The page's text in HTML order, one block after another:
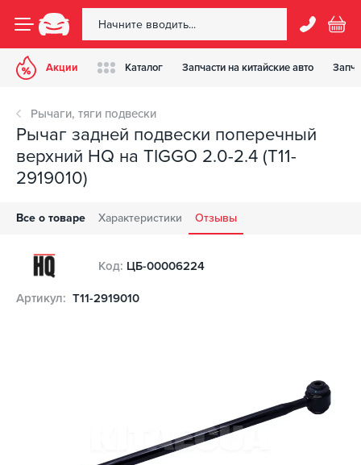
Акции Каталог Запчасти на китайские авто
Рычаги, тяги подвески
Рычаг задней подвески поперечный
верхний HQ на TIGGO 2.0-2.4 (T11-
2919010)
Все о товаре Характеристики Отзывы
Код: ЦБ-00006224
Артикул: T11-2919010